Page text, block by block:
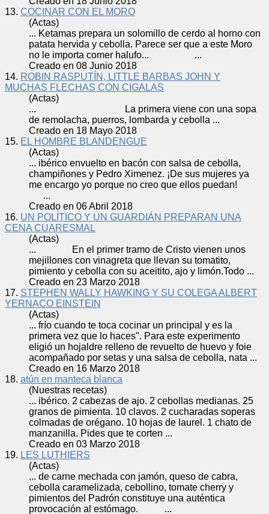
13. COCINAR CON EL MORO
(Actas)
... Ketamas prepara un solomillo de cerdo al horno con
patata hervida y cebolla. Parece ser que a este Moro
no le importa comer halufo... ...
Creado en 08 Junio 2018
14. ROBIN RASPUTÍN, LITTLE BARBAS JOHN Y
MUCHAS FLECHAS CON CIGALAS
(Actas)
... La primera viene con una sopa
de remolacha, puerros, lombarda y cebolla ...
Creado en 18 Mayo 2018
15. EL HOMBRE BLANDENGUE
(Actas)
... ibérico envuelto en bacón con salsa de cebolla,
champiñones y Pedro Ximenez. ¡De sus mujeres ya
me encargo yo porque no creo que ellos puedan!
...
Creado en 06 Abril 2018
16. UN POLÍTICO Y UN GUARDIÁN PREPARAN UNA
CENA CUARESMAL
(Actas)
... En el primer tramo de Cristo vienen unos
mejillones con vinagreta que llevan su tomatito,
pimiento y cebolla con su aceitito, ajo y limón.Todo ...
Creado en 23 Marzo 2018
17. STEPHEN WALLY HAWKING Y SU COLEGA ALBERT
YERNACO EINSTEIN
(Actas)
... frío cuando te toca cocinar un principal y es la
primera vez que lo haces". Para este experimento
eligió un hojaldre relleno de revuelto de huevo y foie
acompañado por setas y una salsa de cebolla, nata ...
Creado en 16 Marzo 2018
18. atún en manteca blanca
(Nuestras recetas)
... ibérico. 2 cabezas de ajo. 2 cebollas medianas. 25
granos de pimienta. 10 clavos. 2 cucharadas soperas
colmadas de orégano. 10 hojas de laurel. 1 chato de
manzanilla. Pides que te corten ...
Creado en 03 Marzo 2018
19. LES LUTHIERS
(Actas)
... de carne mechada con jamón, queso de cabra,
cebolla caramelizada, cebollino, tomate cherry y
pimientos del Padrón constituye una auténtica
provocación al estómago. ...